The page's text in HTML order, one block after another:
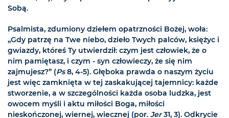
Sobą.
Psalmista, zdumiony dziełem opatrzności Bożej, woła:
„Gdy patrzę na Twe niebo, dzieło Twych palców, księżyc i
gwiazdy, któreś Ty utwierdził: czym jest człowiek, że o
nim pamiętasz, i czym - syn człowieczy, że się nim
zajmujesz?” (Ps8, 4-5). Głęboka prawda o naszym życiu
jest więc zamknięta w tej zaskakującej tajemnicy: każde
stworzenie, a w szczególności każda osoba ludzka, jest
owocem myśli i aktu miłości Boga, miłości
nieskończonej, wiernej, wiecznej (por. Jer31, 3). Odkrycie